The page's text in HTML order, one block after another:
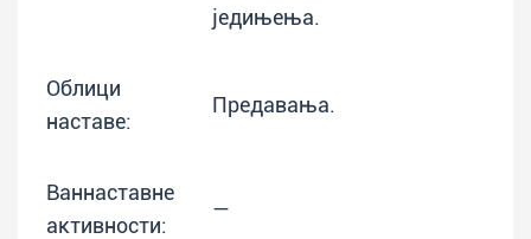
једињења.
Облици
наставе:
Предавања.
Ваннаставне
активности:
—